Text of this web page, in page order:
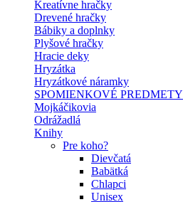
Kreatívne hračky
Drevené hračky
Bábiky a doplnky
Plyšové hračky
Hracie deky
Hryzátka
Hryzátkové náramky
SPOMIENKOVÉ PREDMETY
Mojkáčikovia
Odrážadlá
Knihy
Pre koho?
Dievčatá
Babätká
Chlapci
Unisex